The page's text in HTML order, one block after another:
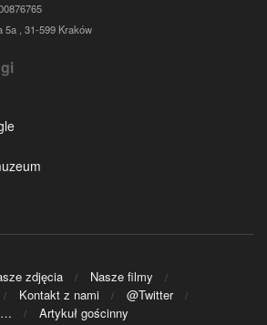
5a , 31-599 Kraków
zdjęcia
Nasze filmy
Kontakt z nami
@Twitter
Artykuł gościnny